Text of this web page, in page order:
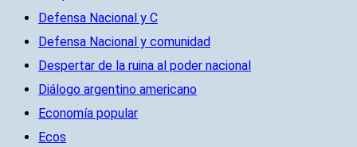
Defensa Nacional y C
Defensa Nacional y comunidad
Despertar de la ruina al poder nacional
Diálogo argentino americano
Economía popular
Ecos